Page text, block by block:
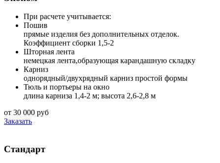
При расчете учитывается:
Пошив
прямые изделия без дополнительных отделок.
Коэффициент сборки 1,5-2
Шторная лента
немецкая лента,образующая карандашную складку
Карниз
однорядный/двухрядный карниз простой формы
Тюль и портьеры на окно
длина карниза 1,4-2 м; высота 2,6-2,8 м
от 30 000 руб
Заказать
Стандарт